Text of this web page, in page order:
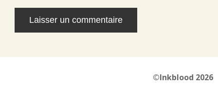
©Inkblood 2026